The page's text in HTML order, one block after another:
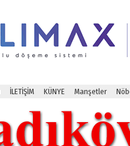
İLETİŞİM KÜNYE Manşetler